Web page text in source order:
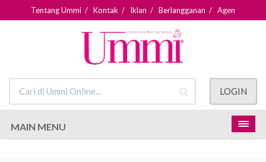
Tentang Ummi / Kontak / Iklan / Berlangganan / Agen
LOGIN
MAIN MENU